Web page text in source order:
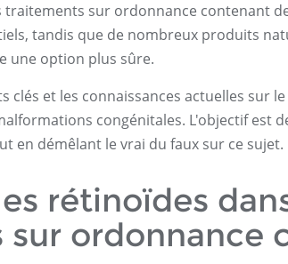
traitements sur ordonnance contenant
tandis que de nombreux produits
une option plus sûre.
clés et les connaissances actuelles sur
congénitales. L'objectif est
en démêlant le vrai du faux sur ce sujet.
rétinoïdes
ordonnance